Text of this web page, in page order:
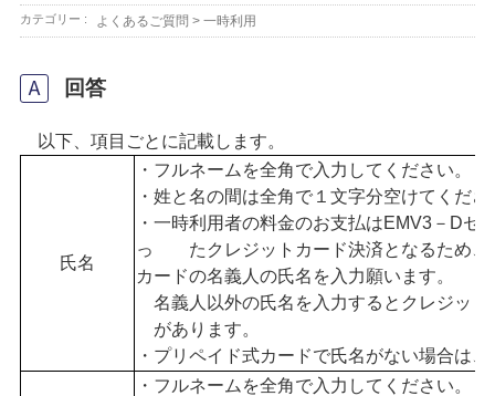
カテゴリー : よくあるご質問 > 一時利用
回答
以下、項目ごとに記載します。
氏名
・フルネームを全角で入力してください。
・姓と名の間は全角で１文字分空けてくだ
・一時利用者の料金のお支払はEMV3－Dセ
っ たクレジットカード決済となるため、
カードの名義人の氏名を入力願います。
名義人以外の氏名を入力するとクレジッ
があります。
・プリペイド式カードで氏名がない場合は
・フルネームを全角で入力してください。